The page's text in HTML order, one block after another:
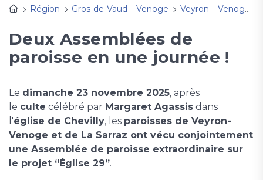
Région
Gros-de-Vaud – Venoge Veyron – Venoge
Deux Assemblées de
paroisse en une journée !
Le dimanche 23 novembre 2025, après
le culte célébré par Margaret Agassis dans
l'église de Chevilly, les paroisses de Veyron-
Venoge et de La Sarraz ont vécu conjointement
une Assemblée de paroisse extraordinaire sur
le projet “Église 29”.